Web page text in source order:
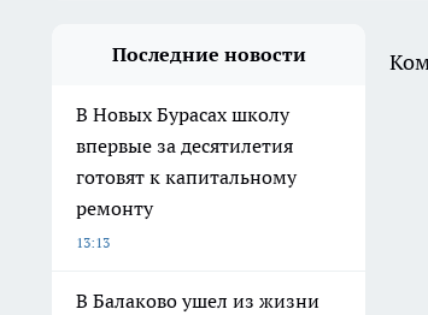
Последние новости
В Новых Бурасах школу
впервые за десятилетия
готовят к капитальному
ремонту
13:13
В Балаково ушел из жизни